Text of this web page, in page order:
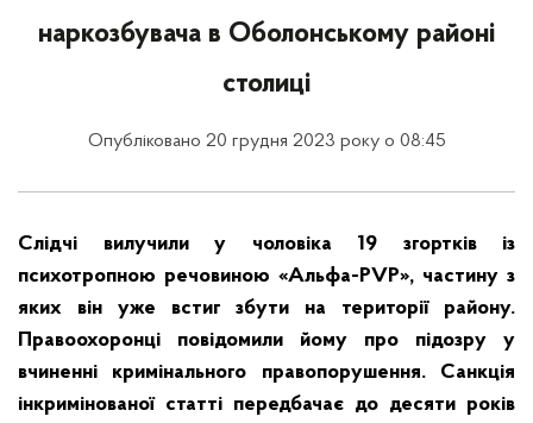
наркозбувача в Оболонському районі
столиці
Опубліковано 20 грудня 2023 року о 08:45
Слідчі вилучили у чоловіка 19 згортків із
психотропною речовиною «Альфа-PVP», частину з
яких він уже встиг збути на території району.
Правоохоронці повідомили йому про підозру у
вчиненні кримінального правопорушення. Санкція
інкримінованої статті передбачає до десяти років